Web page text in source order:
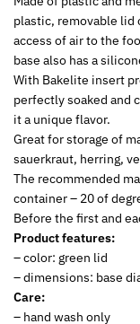
plastic, removable
access of air to the
base also has a
With Bakelite insert
perfectly soaked and
it a unique flavor.
Great for storage of
sauerkraut, herring,
The recommended
container – 20 of
Before the first and
Product features:
– color: green lid
– dimensions: base
Care:
– hand wash only